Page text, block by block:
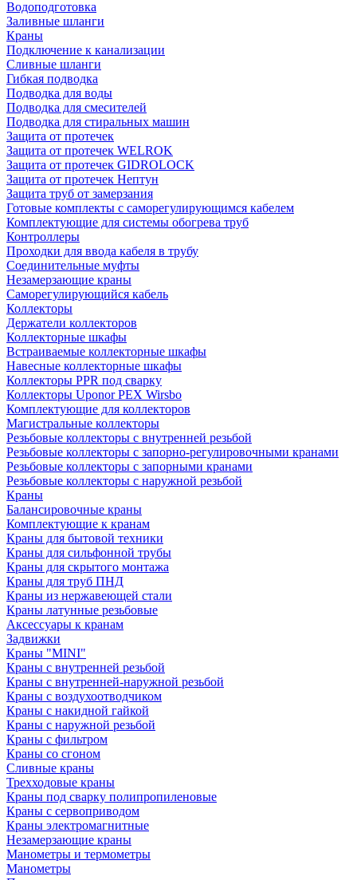
Водоподготовка
Заливные шланги
Краны
Подключение к канализации
Сливные шланги
Гибкая подводка
Подводка для воды
Подводка для смесителей
Подводка для стиральных машин
Защита от протечек
Защита от протечек WELROK
Защита от протечек GIDROLOCK
Защита от протечек Нептун
Защита труб от замерзания
Готовые комплекты с саморегулирующимся кабелем
Комплектующие для системы обогрева труб
Контроллеры
Проходки для ввода кабеля в трубу
Соединительные муфты
Незамерзающие краны
Саморегулирующийся кабель
Коллекторы
Держатели коллекторов
Коллекторные шкафы
Встраиваемые коллекторные шкафы
Навесные коллекторные шкафы
Коллекторы PPR под сварку
Коллекторы Uponor PEX Wirsbo
Комплектующие для коллекторов
Магистральные коллекторы
Резьбовые коллекторы с внутренней резьбой
Резьбовые коллекторы с запорно-регулировочными кранами
Резьбовые коллекторы с запорными кранами
Резьбовые коллекторы с наружной резьбой
Краны
Балансировочные краны
Комплектующие к кранам
Краны для бытовой техники
Краны для сильфонной трубы
Краны для скрытого монтажа
Краны для труб ПНД
Краны из нержавеющей стали
Краны латунные резьбовые
Аксессуары к кранам
Задвижки
Краны "MINI"
Краны с внутренней резьбой
Краны с внутренней-наружной резьбой
Краны с воздухоотводчиком
Краны с накидной гайкой
Краны с наружной резьбой
Краны с фильтром
Краны со сгоном
Сливные краны
Трехходовые краны
Краны под сварку полипропиленовые
Краны с сервоприводом
Краны электромагнитные
Незамерзающие краны
Манометры и термометры
Манометры